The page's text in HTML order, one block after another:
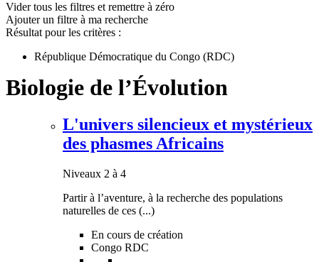
Vider tous les filtres et remettre à zéro
Ajouter un filtre à ma recherche
Résultat pour les critères :
République Démocratique du Congo (RDC)
Biologie de l’Évolution
L'univers silencieux et mystérieux
des phasmes Africains
Niveaux 2 à 4
Partir à l’aventure, à la recherche des populations
naturelles de ces (...)
En cours de création
Congo RDC